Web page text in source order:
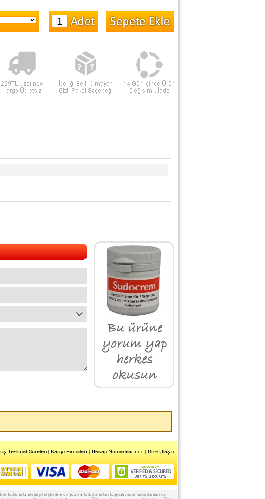
Teslimat Süreleri | Kargo Firmaları | Hesap Numaralarımız | Bize Ulaşın
hakkında verdiği bilgilerden ve yazım hatalarından kaynaklanan sorunlardan ve